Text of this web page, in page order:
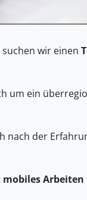
wir einen
um ein
nach der
mobiles Arbeiten